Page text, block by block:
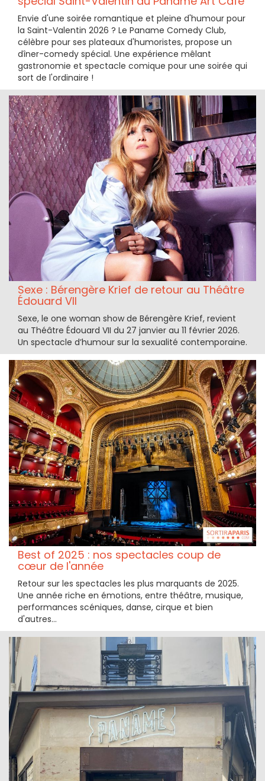
Envie d'une soirée romantique et pleine d'humour pour
la Saint-Valentin 2026 ? Le Paname Comedy Club,
célèbre pour ses plateaux d'humoristes, propose un
dîner-comedy spécial. Une expérience mêlant
gastronomie et spectacle comique pour une soirée qui
sort de l'ordinaire !
Sexe : Bérengère Krief de retour au Théâtre
Édouard VII
Sexe, le one woman show de Bérengère Krief, revient
au Théâtre Édouard VII du 27 janvier au 11 février 2026.
Un spectacle d’humour sur la sexualité contemporaine.
Best of 2025 : nos spectacles coup de
cœur de l'année
Retour sur les spectacles les plus marquants de 2025.
Une année riche en émotions, entre théâtre, musique,
performances scéniques, danse, cirque et bien
d'autres...